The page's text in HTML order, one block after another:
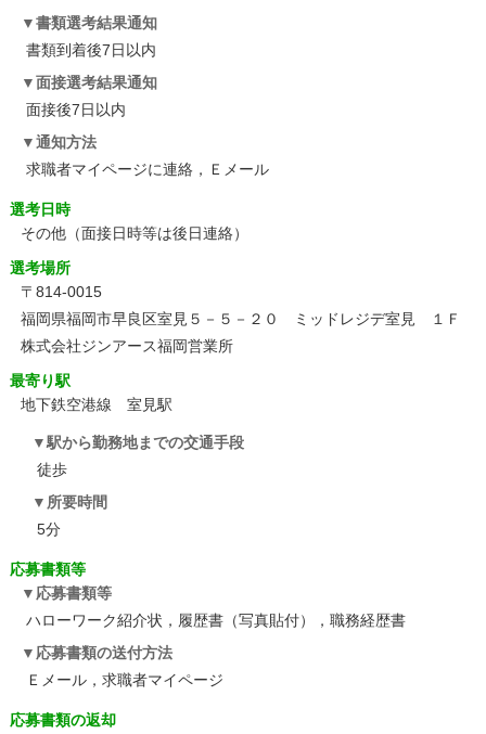
書類選考結果通知
書類到着後7日以内
面接選考結果通知
面接後7日以内
通知方法
求職者マイページに連絡，Ｅメール
選考日時
その他（面接日時等は後日連絡）
選考場所
〒814-0015
福岡県福岡市早良区室見５－５－２０ ミッドレジデ室見 １Ｆ
株式会社ジンアース福岡営業所
最寄り駅
地下鉄空港線 室見駅
駅から勤務地までの交通手段
徒歩
所要時間
5分
応募書類等
応募書類等
ハローワーク紹介状，履歴書（写真貼付），職務経歴書
応募書類の送付方法
Ｅメール，求職者マイページ
応募書類の返却